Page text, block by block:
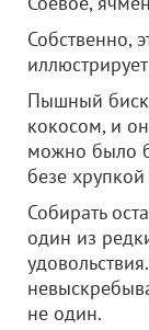
Собственно,
иллюстрирует
Пышный
кокосом, и
можно было
безе
Собирать
один из
не один.